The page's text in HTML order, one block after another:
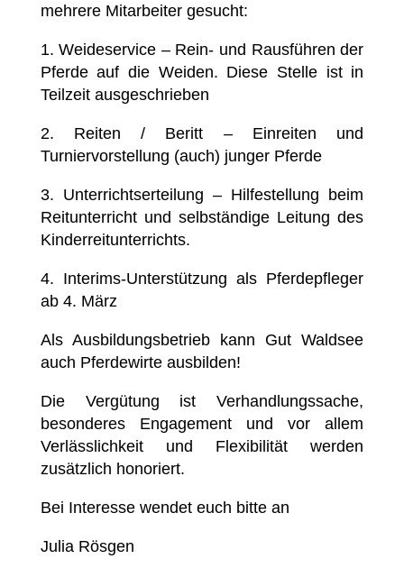
mehrere Mitarbeiter gesucht:
1. Weideservice – Rein- und Rausführen der
Pferde auf die Weiden. Diese Stelle ist in
Teilzeit ausgeschrieben
2. Reiten / Beritt – Einreiten und
Turniervorstellung (auch) junger Pferde
3. Unterrichtserteilung – Hilfestellung beim
Reitunterricht und selbständige Leitung des
Kinderreitunterrichts.
4. Interims-Unterstützung als Pferdepfleger
ab 4. März
Als Ausbildungsbetrieb kann Gut Waldsee
auch Pferdewirte ausbilden!
Die Vergütung ist Verhandlungssache,
besonderes Engagement und vor allem
Verlässlichkeit und Flexibilität werden
zusätzlich honoriert.
Bei Interesse wendet euch bitte an
Julia Rösgen